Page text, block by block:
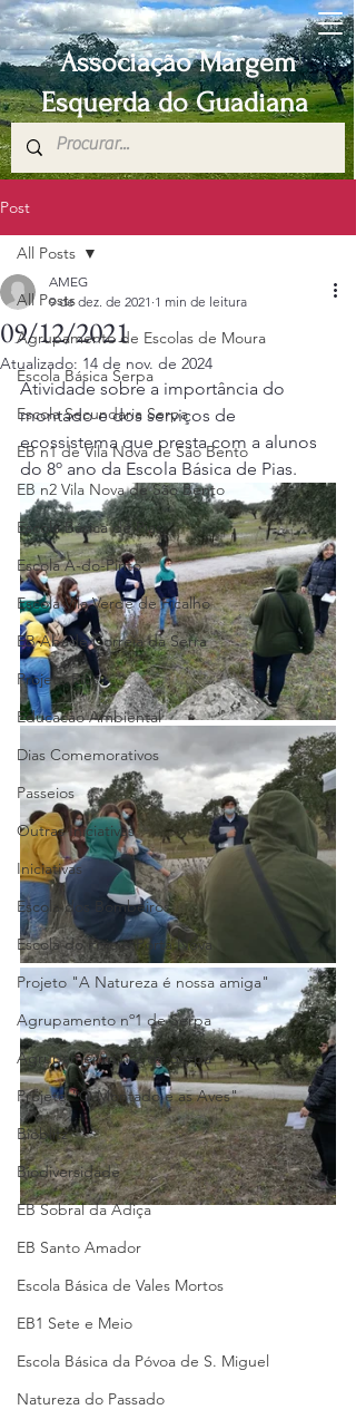
Associação Margem
Esquerda do Guadiana
Post
All Posts
Agrupamento de Escolas de Moura
Escola Básica Serpa
Escola Secundaria Serpa
EB n1 de Vila Nova de São Bento
EB n2 Vila Nova de São Bento
Escola Básica de Pias
Escola A-do-Pinto
Escola Vila Verde de Ficalho
EB Abade Correia da Serra
Projeto Rios
Educacao Ambiental
Dias Comemorativos
Passeios
Outras Iniciativas
Iniciativas
Escola dos Bombeiros
Escola do Fojo e Porta Nova
Projeto "A Natureza é nossa amiga"
Agrupamento nº1 de Serpa
Agrupamento nº2 de Serpa
Projeto "O Montado e as Aves"
Bioblitz
Biodiversidade
EB Sobral da Adiça
EB Santo Amador
Escola Básica de Vales Mortos
EB1 Sete e Meio
Escola Básica da Póvoa de S. Miguel
Natureza do Passado
All Posts
09/12/2021
AMEG
9 de dez. de 2021 1 min de leitura
Atualizado: 14 de nov. de 2024
Atividade sobre a importância do
montado e dos serviços de
ecossistema que presta com a alunos
do 8º ano da Escola Básica de Pias.